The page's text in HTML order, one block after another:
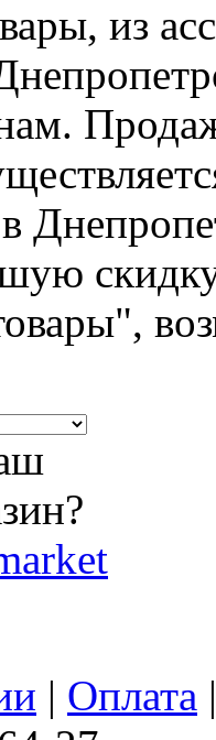
из
в
| Оплата